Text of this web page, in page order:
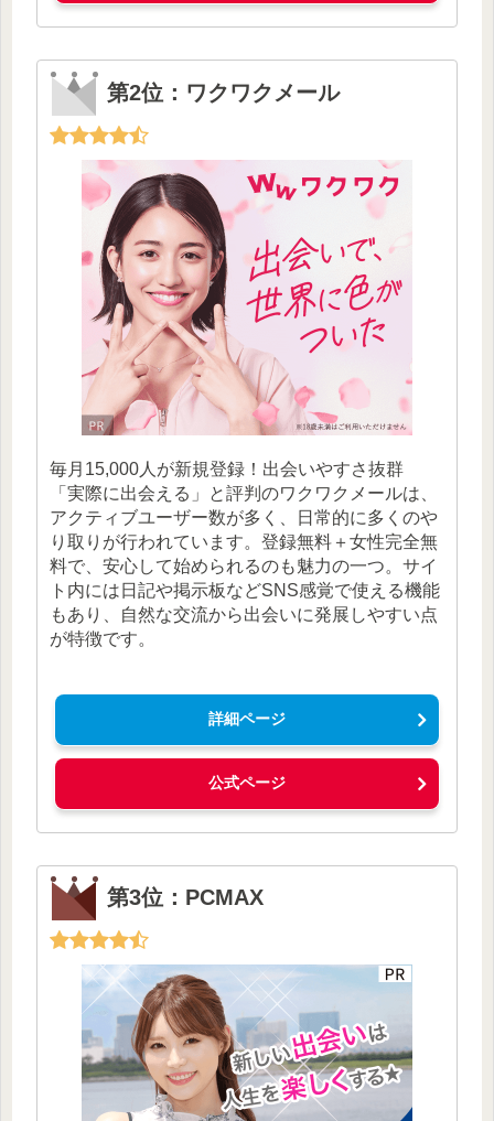
第2位：ワクワクメール
毎月15,000人が新規登録！出会いやすさ抜群
「実際に出会える」と評判のワクワクメールは、
アクティブユーザー数が多く、日常的に多くのや
り取りが行われています。登録無料＋女性完全無
料で、安心して始められるのも魅力の一つ。サイ
ト内には日記や掲示板などSNS感覚で使える機能
もあり、自然な交流から出会いに発展しやすい点
が特徴です。
詳細ページ
公式ページ
第3位：PCMAX